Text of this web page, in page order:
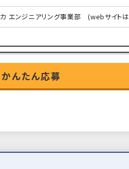
カ エンジニアリング事業部(webサイト
かんたん応募